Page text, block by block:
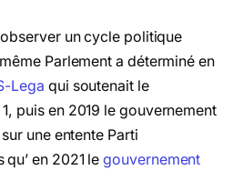
un cycle politique
Parlement a déterminé en
Lega qui soutenait le
puis en 2019 le gouvernement
une entente Parti
en 2021 legouvernement